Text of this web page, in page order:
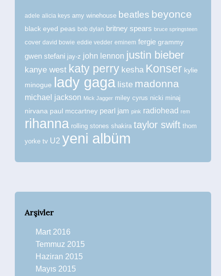
adele alicia keys amy winehouse beatles beyonce
black eyed peas bob dylan britney spears bruce springsteen
cover david bowie eddie vedder eminem fergie grammy
gwen stefani jay-z john lennon justin bieber
kanye west katy perry kesha Konser kylie
minogue lady gaga liste madonna
michael jackson Mick Jagger miley cyrus nicki minaj
nirvana paul mccartney pearl jam pink radiohead rem
rihanna rolling stones shakira taylor swift thom
yorke tv U2 yeni albüm
Arşivler
Mart 2016
Temmuz 2015
Haziran 2015
Mayıs 2015